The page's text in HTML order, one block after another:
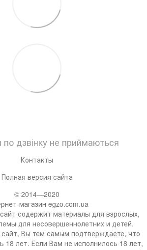
дзвінку не приймаються
Контакты
Полная версия сайта
© 2014—2020
магазин egzo.com.ua
содержит материалы для взрослых,
для несовершеннолетних и детей.
Вы тем самым подтверждаете, что
18 лет. Если Вам не исполнилось 18 лет,